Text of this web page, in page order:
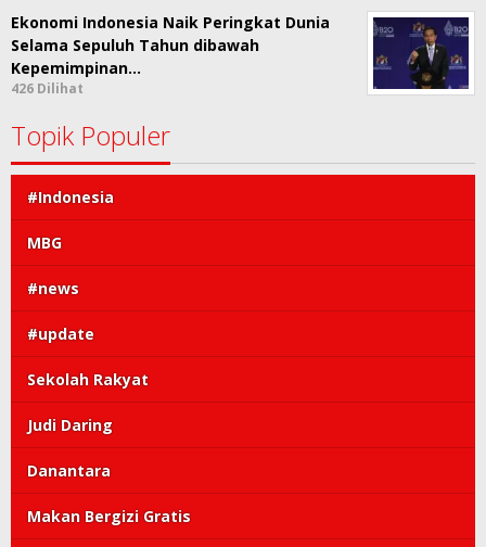
Ekonomi Indonesia Naik Peringkat Dunia
Selama Sepuluh Tahun dibawah
Kepemimpinan…
426 Dilihat
Topik Populer
#Indonesia
MBG
#news
#update
Sekolah Rakyat
Judi Daring
Danantara
Makan Bergizi Gratis